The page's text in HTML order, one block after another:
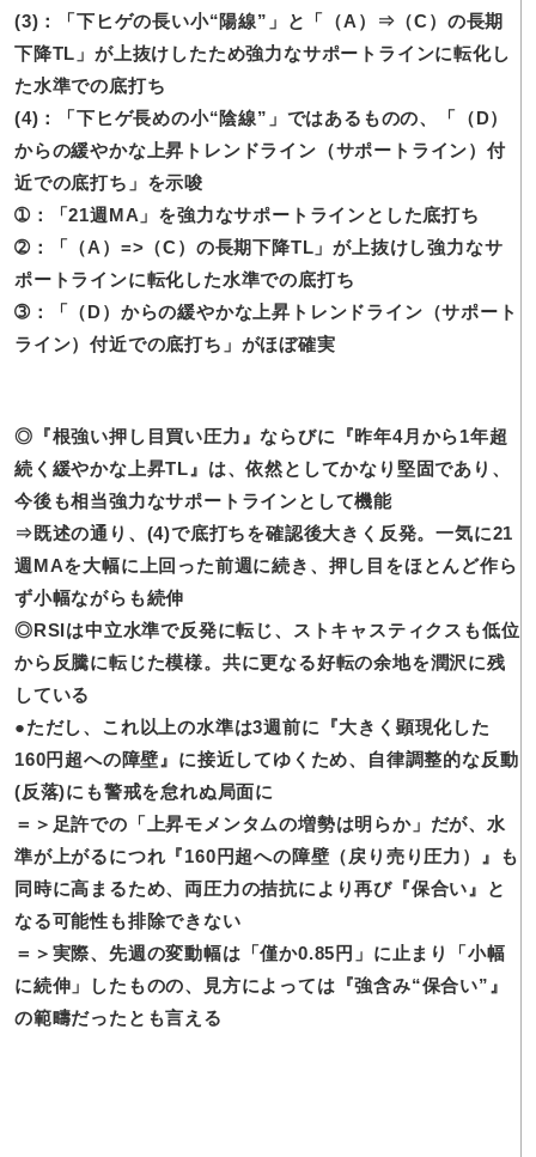
(3)：
「下ヒゲの長い小“陽線”」と「（A）⇒（C）の長期
下降TL」が上抜けしたため強力なサポートラインに転化し
た水準での底打ち
(4)：
「下ヒゲ長めの小“陰線”」ではあるものの、「（D）
からの緩やかな上昇トレンドライン（サポートライン）付
近での底打ち」を示唆
➀：
「21週MA」を強力なサポートラインとした底打ち
➁：
「（A）=>（C）の長期下降TL」が上抜けし強力なサ
ポートラインに転化した水準での底打ち
➂：
「（D）からの緩やかな上昇トレンドライン（サポート
ライン）付近での底打ち」がほぼ確実
◎『根強い押し目買い圧力』ならびに『昨年4月から1年超
続く緩やかな上昇TL』は、依然としてかなり堅固であり、
今後も相当強力なサポートラインとして機能
⇒既述の通り、(4)で底打ちを確認後大きく反発。一気に21
週MAを大幅に上回った前週に続き、押し目をほとんど作ら
ず小幅ながらも続伸
◎RSIは中立水準で反発に転じ、ストキャスティクスも低位
から反騰に転じた模様。共に更なる好転の余地を潤沢に残
している
●ただし、 これ以上の水準は3週前に『大きく顕現化した
160円超への障壁』に接近してゆくため、自律調整的な反動
(反落)にも警戒を怠れぬ局面に
＝＞足許での 「上昇モメンタムの増勢は明らか」だが、水
準が上がるにつれ『160円超への障壁（戻り売り圧力）』も
同時に高まるため、両圧力の拮抗により再び『保合い』と
なる可能性も排除できない
＝＞実際、 先週の変動幅は「僅か0.85円」に止まり「小幅
に続伸」したものの、見方によっては『強含み“保合い”』
の範疇だったとも言える